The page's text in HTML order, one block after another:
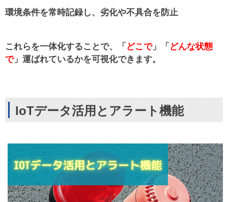
環境条件を常時記録し、劣化や不具合を防止
これらを一体化することで、「 どこで」「 どんな状態
で」運ばれているかを可視化できます。
IoTデータ活用とアラート機能